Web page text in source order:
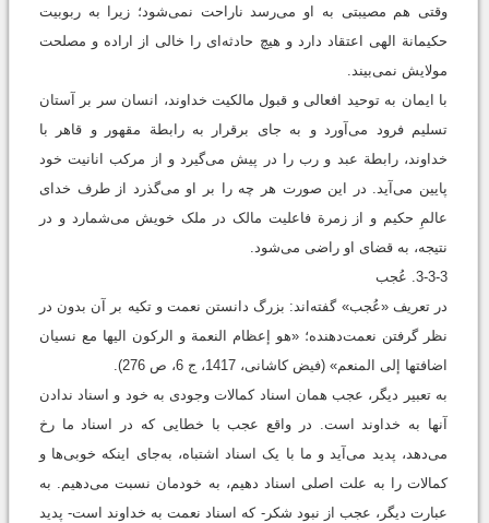
وقتی هم مصیبتی به او می‌‌رسد ناراحت نمی‌شود؛ زیرا به ربوبیت
حکیمانة الهی اعتقاد دارد و هیچ حادثه‌ای را خالی از اراده و مصلحت
مولایش نمی‌بیند.
با ایمان به توحید افعالی و قبول مالکیت خداوند، انسان سر بر آستان
تسلیم فرود می‌‌آورد و به جای برقرار به رابطة مقهور و قاهر با
خداوند، رابطة عبد و رب را در پیش می‌‌گیرد و از مرکب انانیت خود
پایین می‌‌آید. در این صورت هر چه را بر او می‌‌گذرد از طرف خدای
عالمِ حکیم و از زمرة فاعلیت مالک در ملک خویش می‌‌شمارد و در
نتیجه، به قضای او راضی می‌‌شود.
3-3-3. عُجب
در تعریف «عُجب» گفته‌اند: بزرگ دانستن نعمت و تکیه بر آن بدون در
نظر گرفتن نعمت‌دهنده؛ «هو إعظام النعمة و الرکون الیها مع نسیان
اضافتها إلی المنعم» (فیض کاشانی، 1417، ج 6، ص 276).
به تعبیر دیگر، عجب همان اسناد کمالات وجودی به خود و اسناد ندادن
آنها به خداوند است. در واقع عجب با خطایی که در اسناد ما رخ
می‌‌دهد، پدید می‌‌آید و ما با یک اسناد اشتباه، به‌جای اینکه خوبی‌ها و
کمالات را به علت اصلی اسناد دهیم، به خودمان نسبت می‌‌دهیم. به
‌عبارت دیگر، عجب از نبود شکر- که اسناد نعمت به خداوند است- پدید